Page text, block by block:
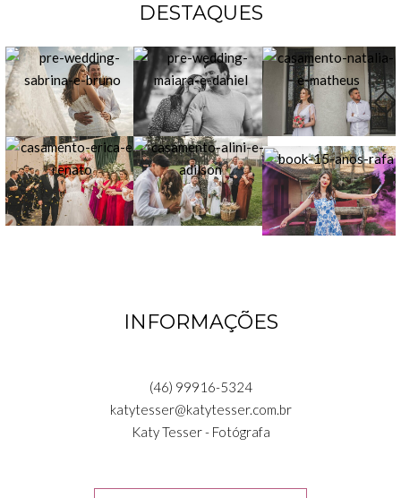
DESTAQUES
INFORMAÇÕES
(46) 99916-5324
katytesser@katytesser.com.br
Katy Tesser - Fotógrafa